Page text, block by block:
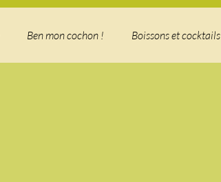
Ben mon cochon ! Boissons et cocktails